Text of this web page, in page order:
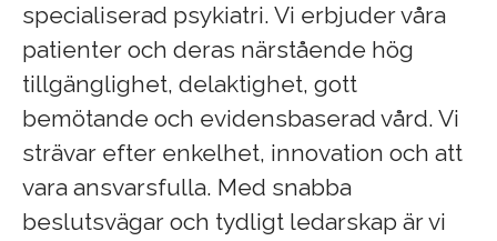
specialiserad psykiatri. Vi erbjuder våra
patienter och deras närstående hög
tillgänglighet, delaktighet, gott
bemötande och evidensbaserad vård. Vi
strävar efter enkelhet, innovation och att
vara ansvarsfulla. Med snabba
beslutsvägar och tydligt ledarskap är vi